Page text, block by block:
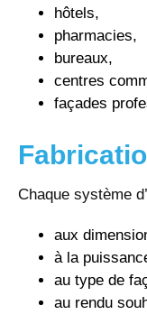
hôtels,
pharmacies,
bureaux,
centres
façades
Chaque système
aux
à la
au type de
au rendu